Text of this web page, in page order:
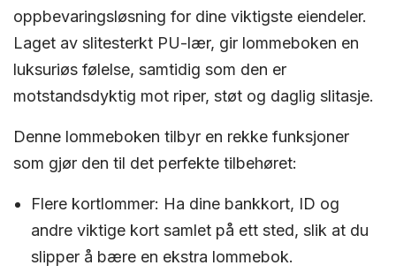
oppbevaringsløsning for dine viktigste eiendeler.
Laget av slitesterkt PU-lær, gir lommeboken en
luksuriøs følelse, samtidig som den er
motstandsdyktig mot riper, støt og daglig slitasje.
Denne lommeboken tilbyr en rekke funksjoner
som gjør den til det perfekte tilbehøret:
Flere kortlommer: Ha dine bankkort, ID og
andre viktige kort samlet på ett sted, slik at du
slipper å bære en ekstra lommebok.